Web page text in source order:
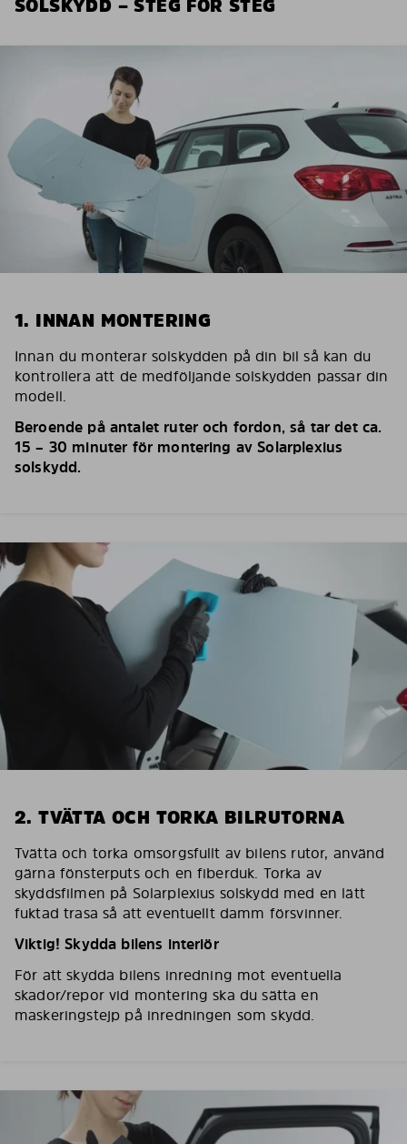
SOLSKYDD – STEG FÖR STEG
1. INNAN MONTERING
Innan du monterar solskydden på din bil så kan du
kontrollera att de medföljande solskydden passar din
modell.
Beroende på antalet ruter och fordon, så tar det ca.
15 – 30 minuter för montering av Solarplexius
solskydd.
2. TVÄTTA OCH TORKA BILRUTORNA
Tvätta och torka omsorgsfullt av bilens rutor, använd
gärna fönsterputs och en fiberduk. Torka av
skyddsfilmen på Solarplexius solskydd med en lätt
fuktad trasa så att eventuellt damm försvinner.
Viktig! Skydda bilens interiör
För att skydda bilens inredning mot eventuella
skador/repor vid montering ska du sätta en
maskeringstejp på inredningen som skydd.